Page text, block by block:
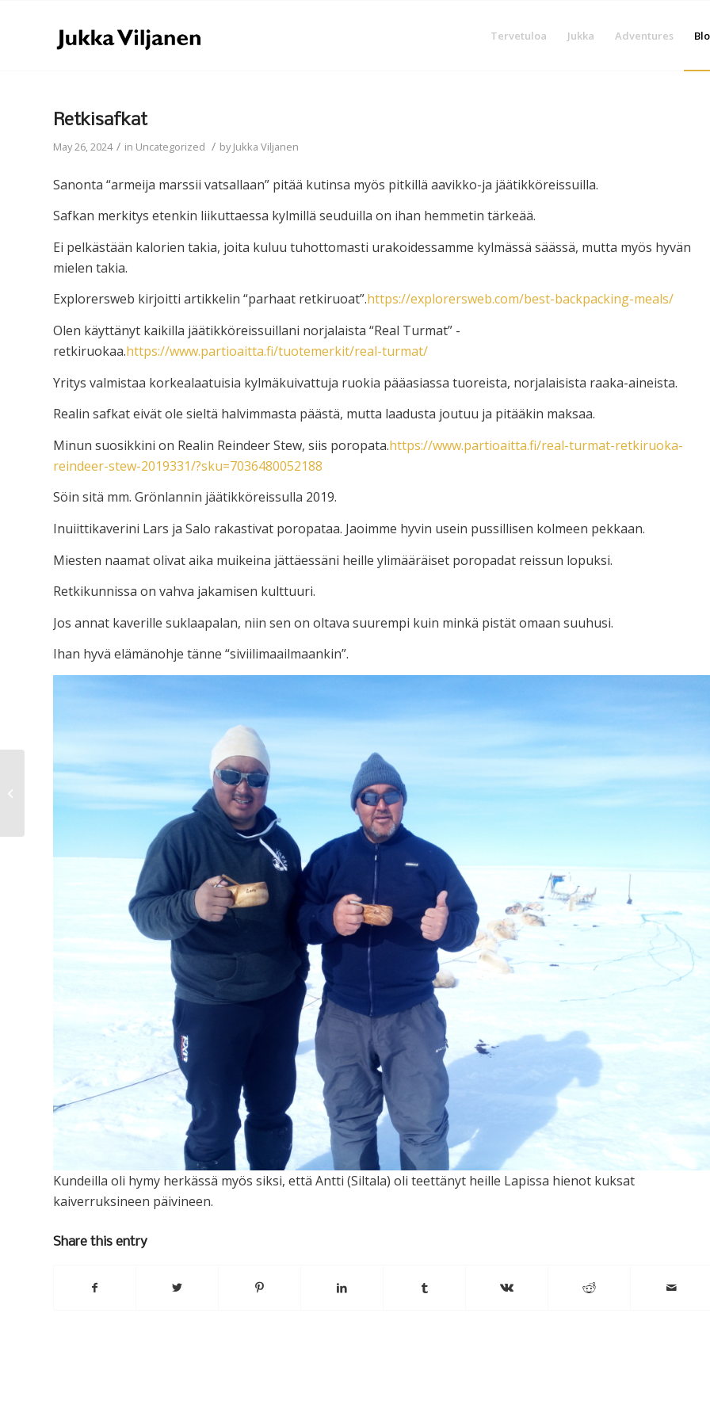
Tervetuloa Jukka Adventures
Retkisafkat
May 26, 2024 / in Uncategorized / byJukka Viljanen
Sanonta “armeija marssii vatsallaan” pitää kutinsa myös pitkillä aavikko-ja jäätikköreissuilla.
Safkan merkitys etenkin liikuttaessa kylmillä seuduilla on ihan hemmetin tärkeää.
Ei pelkästään kalorien takia, joita kuluu tuhottomasti urakoidessamme kylmässä säässä, mutta myös hyvän
mielen takia.
Explorersweb kirjoitti artikkelin “parhaat retkiruoat”.https://explorersweb.com/best-backpacking-meals/
Olen käyttänyt kaikilla jäätikköreissuillani norjalaista “Real Turmat” -
retkiruokaa.https://www.partioaitta.fi/tuotemerkit/real-turmat/
Yritys valmistaa korkealaatuisia kylmäkuivattuja ruokia pääasiassa tuoreista, norjalaisista raaka-aineista.
Realin safkat eivät ole sieltä halvimmasta päästä, mutta laadusta joutuu ja pitääkin maksaa.
Minun suosikkini on Realin Reindeer Stew, siis poropata.https://www.partioaitta.fi/real-turmat-retkiruoka-
reindeer-stew-2019331/?sku=7036480052188
Söin sitä mm. Grönlannin jäätikköreissulla 2019.
Inuiittikaverini Lars ja Salo rakastivat poropataa. Jaoimme hyvin usein pussillisen kolmeen pekkaan.
Miesten naamat olivat aika muikeina jättäessäni heille ylimääräiset poropadat reissun lopuksi.
Retkikunnissa on vahva jakamisen kulttuuri.
Jos annat kaverille suklaapalan, niin sen on oltava suurempi kuin minkä pistät omaan suuhusi.
Ihan hyvä elämänohje tänne “siviilimaailmaankin”.
Kundeilla oli hymy herkässä myös siksi, että Antti (Siltala) oli teettänyt heille Lapissa hienot kuksat
kaiverruksineen päivineen.
Share this entry
Kuvasatoa viime päiviltä